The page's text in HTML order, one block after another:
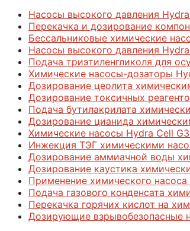
Насосы высокого давления
Перекачка и дозирование
Бессальниковые химические
Насосы высокого давления
Подача триэтиленгликоля для
Химические насосы-дозаторы
Дозирование цеолита
Дозирование токсичных
Подача бутилакрилата
Дозирование цианида
Химические насосы Hydra Cell
Инжекция ТЭГ химическими
Дозирование аммиачной воды
Дозирование каустика
Применение химического
Подача газового конденсата
Перекачка горячих кислот на
Дозирующие взрывобезопасные